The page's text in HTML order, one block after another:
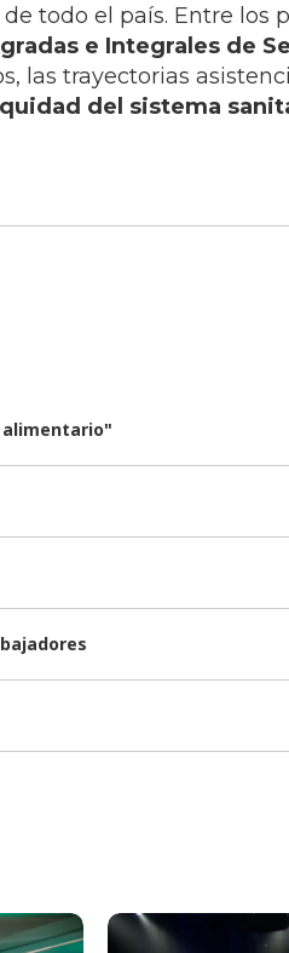
todo el país. Entre los
e Integrales de
las trayectorias
del sistema
alimentario"